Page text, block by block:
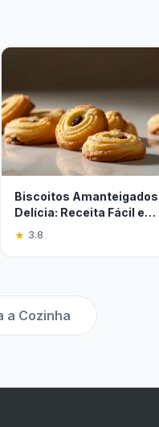
Biscoitos Amanteigados
Delícia: Receita Fácil e
Rápida
★ 3.8
a Cozinha